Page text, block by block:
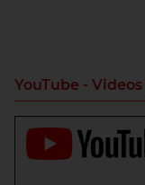
YouTube -